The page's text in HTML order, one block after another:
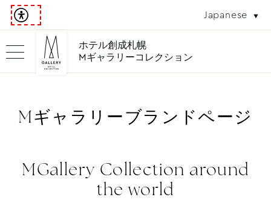
Japanese
ホテル創成札幌
Mギャラリーコレクション
Mギャラリーブランドページ
MGallery Collection around
the world